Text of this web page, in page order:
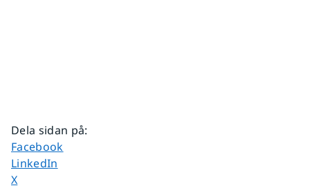
Dela sidan på:
Dela sidan på
Facebook
Dela sidan på
LinkedIn
Dela sidan på
X